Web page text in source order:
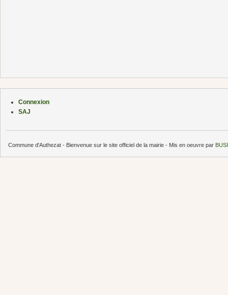
Connexion
SAJ
Commune d'Authezat - Bienvenue sur le site officiel de la mairie - Mis en oeuvre par